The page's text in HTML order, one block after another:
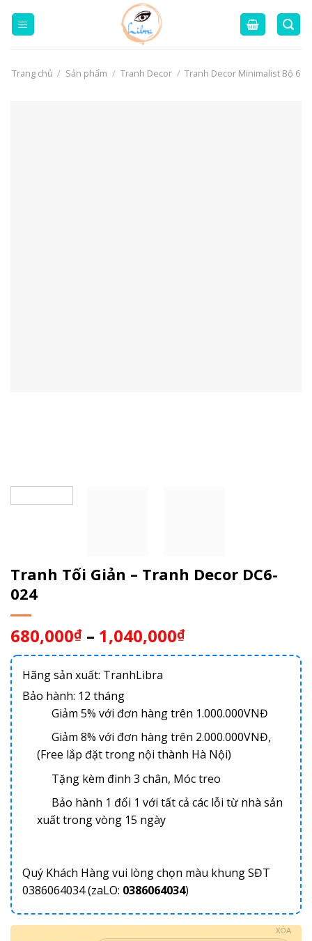
Trang chủ / Sản phẩm / Tranh Decor / Tranh Decor Minimalist Bộ 6
Tranh Tối Giản – Tranh Decor DC6-
024
680,000₫ – 1,040,000₫
Hãng sản xuất: TranhLibra
Bảo hành: 12 tháng
Giảm 5% với đơn hàng trên 1.000.000VNĐ
Giảm 8% với đơn hàng trên 2.000.000VNĐ,
(Free lắp đặt trong nội thành Hà Nội)
Tặng kèm đinh 3 chân, Móc treo
Bảo hành 1 đổi 1 với tất cả các lỗi từ nhà sản
xuất trong vòng 15 ngày
Quý Khách Hàng vui lòng chọn màu khung SĐT
0386064034 (zaLO: 0386064034)
XÓA